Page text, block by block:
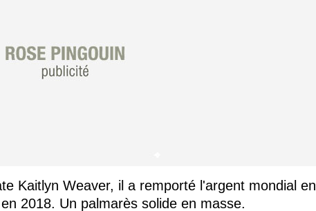
Kaitlyn Weaver, il a remporté l'argent mondial en
2018. Un palmarès solide en masse.